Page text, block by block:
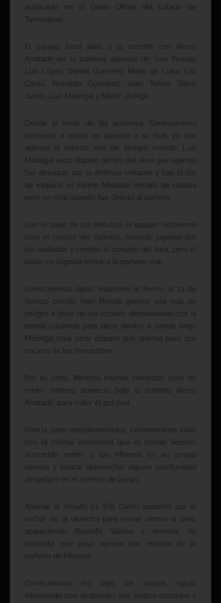
publicado en el Diario Oficial del Estado de
Tamaulipas.
El equipo local salió a la cancha con Alexis
Andrade en la portería, además de Iván Pineda,
Luis López, Daniel Guerrero, Mario de Luna, Eric
Cantú, Ronaldo González, Juan Torres, Daviz
Junco, Luis Madrigal y Martín Zúñiga.
Desde el inicio de las acciones, Correcaminos
comenzó a meter en aprietos a su rival, ya que
apenas al minuto seis de tiempo corrido, Luis
Madrigal sacó disparo dentro del área que apenas
fue desviado por la defensa visitante y tras el tiro
de esquina, el mismo Madrigal remató de cabeza
pero en esta ocasión fue directo al portero.
Con el paso de los minutos, el equipo victorense
tuvo el control del esférico, creando jugadas por
los costados y centros al corazón del área, pero el
balón no lograba entrar a la portería rival.
Correcaminos siguió insistente al frente, al 13 de
tiempo corrido, Iván Pineda generó una más de
peligro a favor de los locales, desbordando por la
banda izquierda para sacar dentro a donde llegó
Madrigal para sacar disparo que apenas pasó por
encima de los tres postes.
Por su parte, Mineros intentó contestar, pero de
mejor manera apareció bajo la portería Alexis
Andrade, para evitar el gol rival.
Para la parte complementaria, Correcaminos inició
con la misma intensidad que el primer tiempo,
buscando meter a los Mineros en su propia
cancha y buscar aprovechar alguna oportunidad
de peligro en el terreno de juego.
Apenas al minuto 51, Eric Cantú apareció por el
sector de la derecha para enviar centro al área,
apareciendo Rodolfo Salinas y rematar de
palomita que pasó apenas por encima de la
portería de Mineros.
Correcaminos no bajó los brazos, siguió
intentando con desbordes por ambos costados y